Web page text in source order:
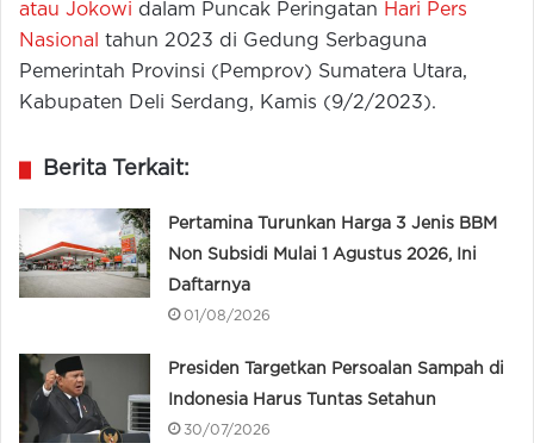
atau Jokowi dalam Puncak Peringatan Hari Pers
Nasional
tahun 2023 di Gedung Serbaguna
Pemerintah Provinsi (Pemprov) Sumatera Utara,
Kabupaten Deli Serdang, Kamis (9/2/2023).
Berita Terkait:
Pertamina Turunkan Harga 3 Jenis BBM
Non Subsidi Mulai 1 Agustus 2026, Ini
Daftarnya
01/08/2026
Presiden Targetkan Persoalan Sampah di
Indonesia Harus Tuntas Setahun
30/07/2026